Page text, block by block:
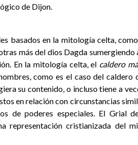
de Dijon.
basados en la mitología celta,
más del dios Dagda sumergiendo
En la mitología celta, el caldero
como es el caso del caldero
su contenido, o incluso tiene a
en relación con circunstancias
de poderes especiales. El Grial
representación cristianizada del